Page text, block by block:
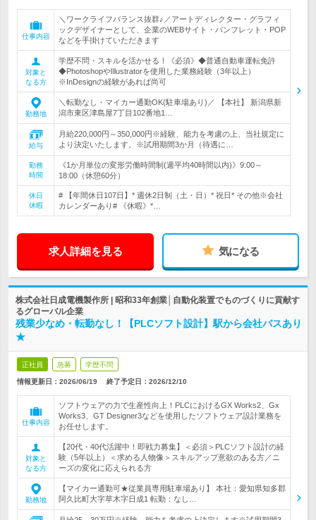
仕事内容
＼ワークライフバランス抜群♪／アートディレクター・グラフィ
ックデザイナーとして、企業のWEBサイト・パンフレット・POP
などを手掛けていただきます
対象と
なる方
学歴不問・スキルを活かせる！《必須》◆普通自動車運転免許
◆PhotoshopやIllustratorを使用した業務経験（3年以上）
※InDesignの経験があれば尚可
勤務地
＼転勤なし・マイカー通勤OK(駐車場あり)／ 【本社】 新潟県新
潟市東区津島屋7丁目102番地1…
給与
月給220,000円～350,000円※経験、能力を考慮の上、当社規定に
より決定いたします。※試用期間3か月（待遇に…
勤務
時間
《1か月単位の変形労働時間制(週平均40時間以内)》9:00～
18:00（休憩60分）
休日
休暇
# 【年間休日107日】* 週休2日制（土・日）* 祝日* その他※会社
カレンダーあり# 《休暇》*…
求人詳細を見る 気になる
株式会社日成電機製作所 | 昭和33年創業│自動化装置でものづくりに貢献す
るグローバル企業
残業少なめ・転勤なし！【PLCソフト設計】駅から会社バスあり
★
正社員 急募 学歴不問
情報更新日：2026/06/19 終了予定日： 2026/12/10
仕事内容
ソフトウェアの力で生産性向上！PLCにおけるGX Works2、Gx
Works3、GT Designer3などを使用したソフトウェア設計業務を
お任せします。
対象と
なる方
【20代・40代活躍中！即戦力募集】＜必須＞PLCソフト設計の経
験（5年以上）＜求める人物像＞スキルアップ意欲のある方／ニ
ーズの変化に応えられる方
勤務地
【マイカー通勤可★従業員専用駐車場あり】 本社：愛知県知多郡
阿久比町大字草木字日成1 転勤：なし…